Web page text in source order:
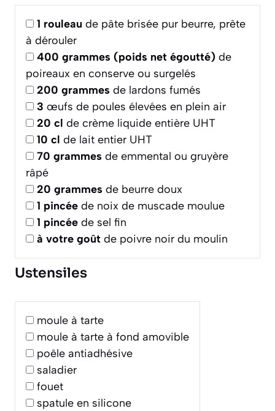
1 rouleau de pâte brisée pur beurre, prête
à dérouler
400 grammes (poids net égoutté) de
poireaux en conserve ou surgelés
200 grammes de lardons fumés
3 œufs de poules élevées en plein air
20 cl de crème liquide entière UHT
10 cl de lait entier UHT
70 grammes de emmental ou gruyère
râpé
20 grammes de beurre doux
1 pincée de noix de muscade moulue
1 pincée de sel fin
à votre goût de poivre noir du moulin
Ustensiles
moule à tarte
moule à tarte à fond amovible
poêle antiadhésive
saladier
fouet
spatule en silicone